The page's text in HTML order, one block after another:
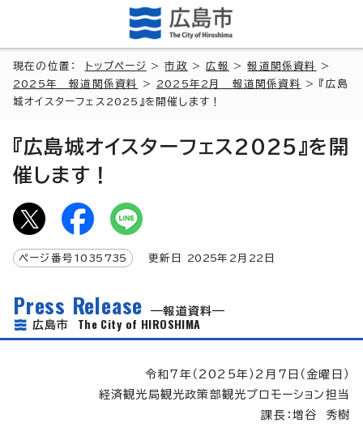
現在の位置： トップページ >市政 >広報 >報道関係資料
>
2025年 報道関係資料
> 2025年2月 報道関係資料
> 『広島
城オイスターフェス2025』を開催します！
『広島城オイスターフェス2025』を開
催します！
ページ番号 1035735 更新日 2025年2月 22 日
Press Release
報道資料
広島市 The City of HIROSHIMA
令和7年（2025年）2月7日（金曜日）
経済観光局観光政策部観光プロモーション担当
課長：増谷 秀樹